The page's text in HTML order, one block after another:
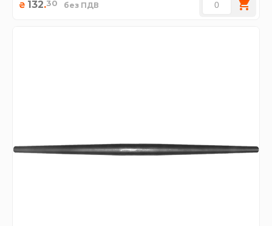
₴ 132.30 без ПДВ